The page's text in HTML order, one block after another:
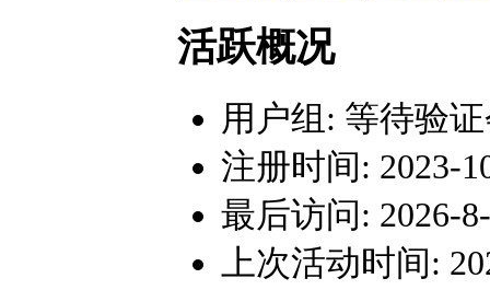
活跃概况
用户组: 等待验
注册时间: 2023-
最后访问: 2026-
上次活动时间: